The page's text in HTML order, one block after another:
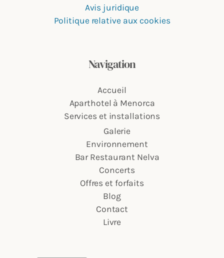
Avis juridique
Politique relative aux cookies
Navigation
Accueil
Aparthotel à Menorca
Services et installations
Galerie
Environnement
Bar Restaurant Nelva
Concerts
Offres et forfaits
Blog
Contact
Livre